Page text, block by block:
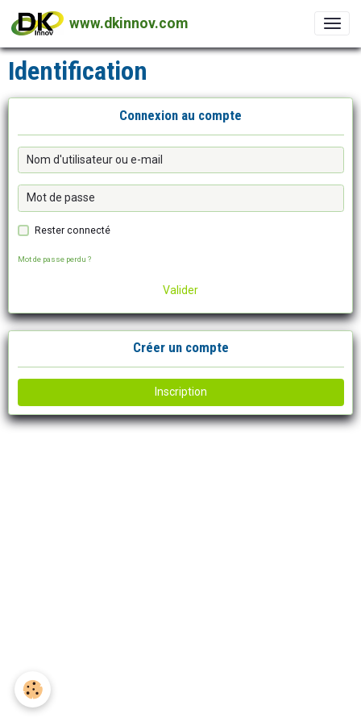
www.dkinnov.com
Identification
Connexion au compte
Rester connecté
Mot de passe perdu ?
Valider
Créer un compte
Inscription